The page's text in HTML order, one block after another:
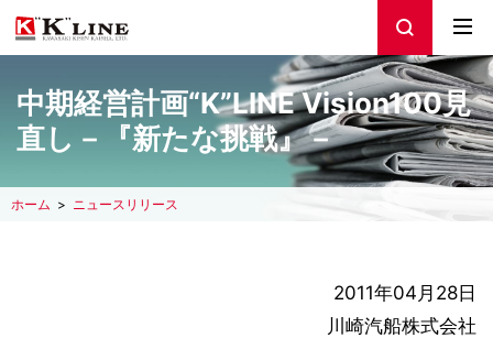
中期経営計画“K”LINE Vision100見
直し－『新たな挑戦』－
ホーム ニュースリリース
2011年04月28日
川崎汽船株式会社